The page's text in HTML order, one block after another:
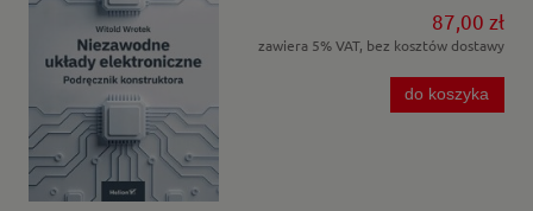
87,00 zł
zawiera 5% VAT, bez kosztów dostawy
do koszyka